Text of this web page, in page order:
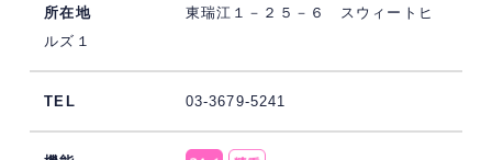
東瑞江１－２５－６ スウィートヒ
ルズ１
03-3679-5241